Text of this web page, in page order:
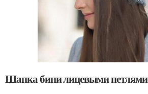
Шапка бини лицевыми петлями